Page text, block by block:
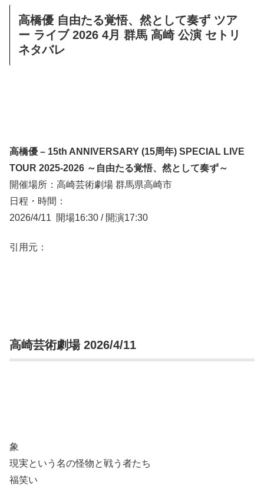
高橋優 自由たる覚悟、然として奏ず ツア
ー ライブ 2026 4月 群馬 高崎 公演 セトリ
ネタバレ
高橋優 – 15th ANNIVERSARY (15周年) SPECIAL LIVE
TOUR 2025-2026 ～自由たる覚悟、然として奏ず～
開催場所：高崎芸術劇場 群馬県高崎市
日程・時間：
2026/4/11 開場16:30 / 開演17:30
引用元：
高崎芸術劇場 2026/4/11
象
現実という名の怪物と戦う者たち
福笑い